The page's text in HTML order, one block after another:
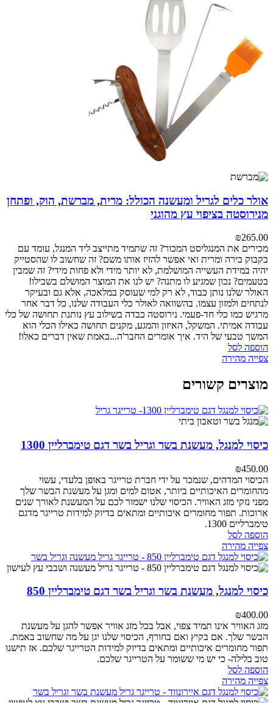
אולר כלים לגריל ומעשנה הכולל: מרית, מברשת, הוק, ופתחן
מנירוסטה בציפוי עץ מהוגני
₪265.00
מכירים את המנגליסט המכור? זה שתמיד מתייצב ליד המנגל, עומד עם
בקבוק בירה ומרית ואי אפשר להזיז אותו משם? זה שחשוב לו שהסטייק
יהיה במידת העשייה המושלמת, לא יותר מידי ולא פחות מידי? זה שמבין
בטעמים? נכון שמגיע לו מתנה? יש לנו את המוצר המושלם בשבילו!
האולר שלנו נותן כבוד, לא רק למי שעוסק במלאכה, אלא גם ובעיקר
לנתחים ולמזון עצמו. בהשוואה לאולר כלי העבודה שלנו, כל דבר אחר
מרגיש כמו כלי חד-פעמי. נירוסטה כבדה בשילוב עץ נותנת תחושה של כלי
עבודה אמיתי. המשקל, האיזון והמגע, מקנים תחושה כאילו הכלי הוא
המשך טבעי של היד. איך אומרים החבר'ה...באמת שאין דברים כאלו!
הוספה לסל
צפייה מהירה
מוצרים קשורים
כיסוי למנגל, מעשנת בשר וגריל בשר דגם טימברליין 1300
₪450.00
הכיסוי המדהים, שנמכר על ידי חברת טרייגר באופן בלעדי, עשוי
מהחומרים האיכותיים ביותר, אטום למים ומגן על מעשנת הבשר שלך
מפני נזקי מזג האוויר. הכיסוי שלנו ישמור לכם על המעשנת לאורך שנים
ארוכות. תפור מחומרים איכותיים ומתאים בדיוק למידות טרייגר מדגם
טימברליים 1300.
הוספה לסל
צפייה מהירה
כיסוי למנגל, מעשנת בשר וגריל בשר דגם טימברליין 850
₪400.00
מזג האוויר אינו תמיד צפוי, אבל בכל מזג אוויר אפשר להגן על מעשנת
הבשר שלך. אם בקיץ ואם בחורף, הכיסוי שלנו יגן על מה שחשוב באמת.
תפור מחומרים איכותיים ומתאים בדיוק למידות הטרייגר שלכם. אז תישנו
טוב בלילה- כי יש מי ששומר על הטרייגר שלכם.
הוספה לסל
צפייה מהירה